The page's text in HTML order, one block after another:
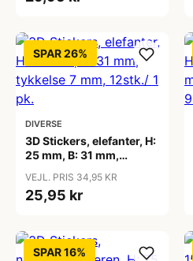
SPAR 26%
DIVERSE
3D Stickers, elefanter, H:
25 mm, B: 31 mm,
pk.
VEJL. PRIS 34,95 KR
25,95 kr
SPAR 16%